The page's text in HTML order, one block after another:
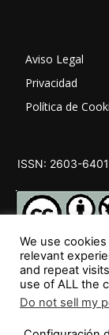
Aviso Legal
Privacidad
Política de
ISSN: 2603-6401
We use
relevant
and repeat
use of ALL the
Do not sell my